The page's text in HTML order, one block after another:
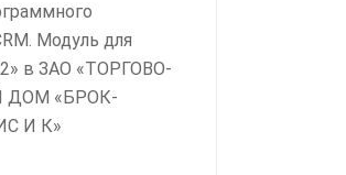
Модуль для
в ЗАО «ТОРГОВО-
«БРОК-
И К»